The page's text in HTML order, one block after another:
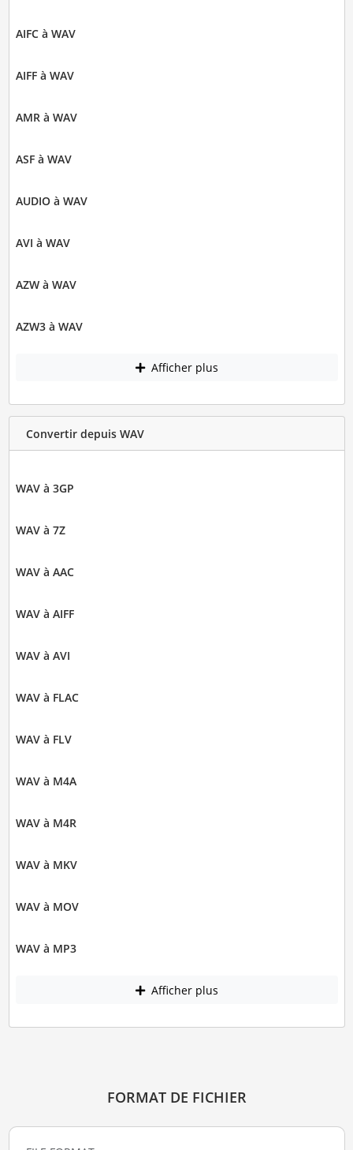
AIFC à WAV
AIFF à WAV
AMR à WAV
ASF à WAV
AUDIO à WAV
AVI à WAV
AZW à WAV
AZW3 à WAV
Afficher plus
Convertir depuis WAV
WAV à 3GP
WAV à 7Z
WAV à AAC
WAV à AIFF
WAV à AVI
WAV à FLAC
WAV à FLV
WAV à M4A
WAV à M4R
WAV à MKV
WAV à MOV
WAV à MP3
Afficher plus
FORMAT DE FICHIER